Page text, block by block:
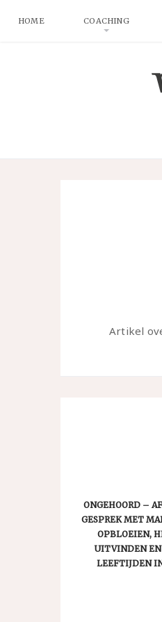
HOME COACHING
Artikel
ONGEHOORD –
GESPREK MET
OPBLOEIEN,
UITVINDEN EN
LEEFTIJDEN